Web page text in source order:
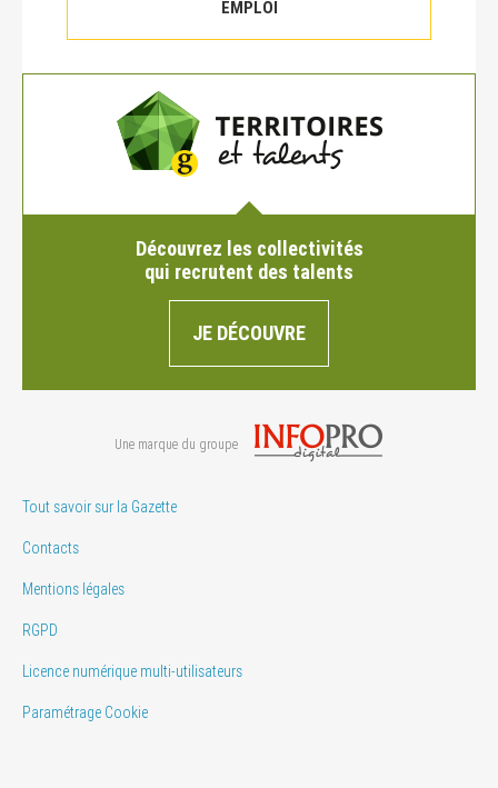
EMPLOI
Découvrez les collectivités
qui recrutent des talents
JE DÉCOUVRE
Une marque du groupe
Tout savoir sur la Gazette
Contacts
Mentions légales
RGPD
Licence numérique multi-utilisateurs
Paramétrage Cookie